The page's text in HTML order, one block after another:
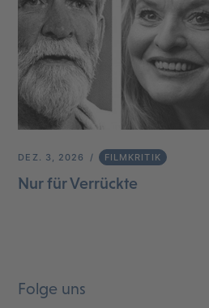
DEZ. 3, 2026 FILMKRITIK
Nur für Verrückte
Folge uns